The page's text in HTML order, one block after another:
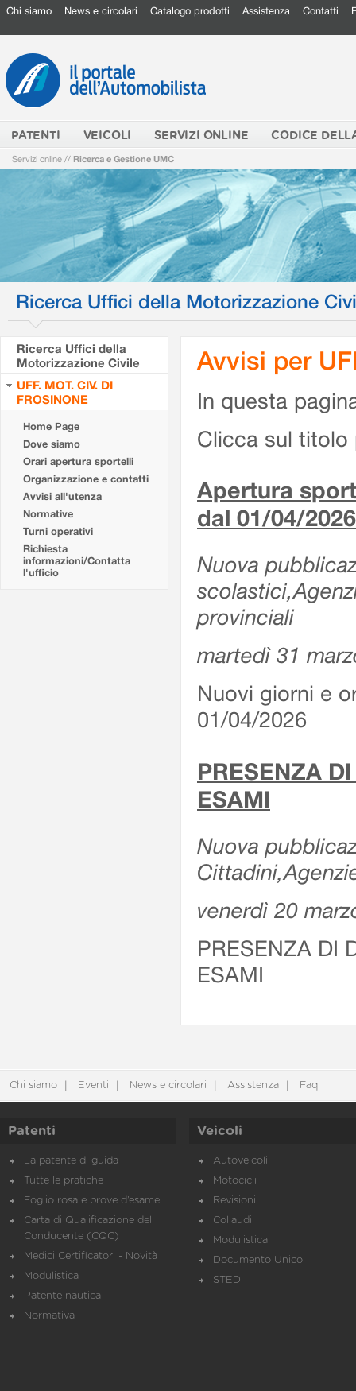
Chi siamo News e circolari Catalogo prodotti Assistenza Contatti
PATENTI VEICOLI SERVIZI ONLINE CODICE
Servizi online // Ricerca e Gestione UMC
Ricerca Uffici della Motorizzazione
Ricerca Uffici della
Motorizzazione Civile
UFF. MOT. CIV. DI
FROSINONE
Home Page
Dove siamo
Orari apertura sportelli
Organizzazione e contatti
Avvisi all'utenza
Normative
Turni operativi
Richiesta
informazioni/Contatta
l'ufficio
Avvisi per
In questa
Clicca sul titolo
Apertura
dal 01/04/2026
Nuova
provinciali
martedì 31
Nuovi giorni e
01/04/2026
PRESENZA
ESAMI
Nuova
venerdì 20
PRESENZA DI
ESAMI
Chi siamo Eventi News e circolari Assistenza Faq
Patenti
La patente di guida
Tutte le pratiche
Foglio rosa e prove d’esame
Carta di Qualificazione del
Conducente (CQC)
Medici Certificatori - Novità
Modulistica
Patente nautica
Normativa
Veicoli
Autoveicoli
Motocicli
Revisioni
Collaudi
Modulistica
Documento Unico
STED